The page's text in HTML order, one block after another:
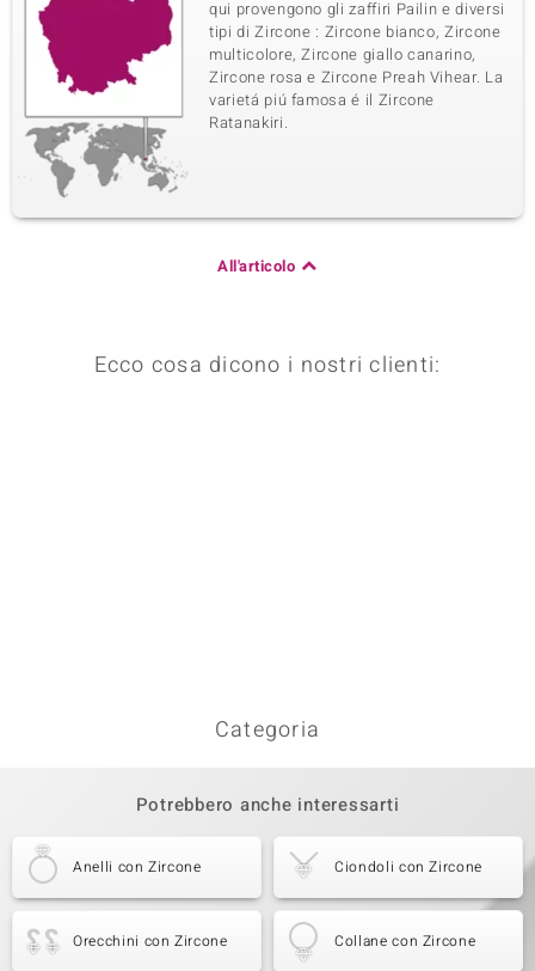
qui provengono gli zaffiri Pailin e diversi
tipi di Zircone : Zircone bianco, Zircone
multicolore, Zircone giallo canarino,
Zircone rosa e Zircone Preah Vihear. La
varietá piú famosa é il Zircone
Ratanakiri.
All'articolo
Ecco cosa dicono i nostri clienti:
Categoria
Potrebbero anche interessarti
Anelli con Zircone Ciondoli con Zircone
Orecchini con Zircone Collane con Zircone